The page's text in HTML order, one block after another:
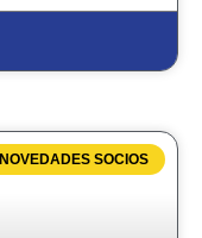
NOVEDADES SOCIOS